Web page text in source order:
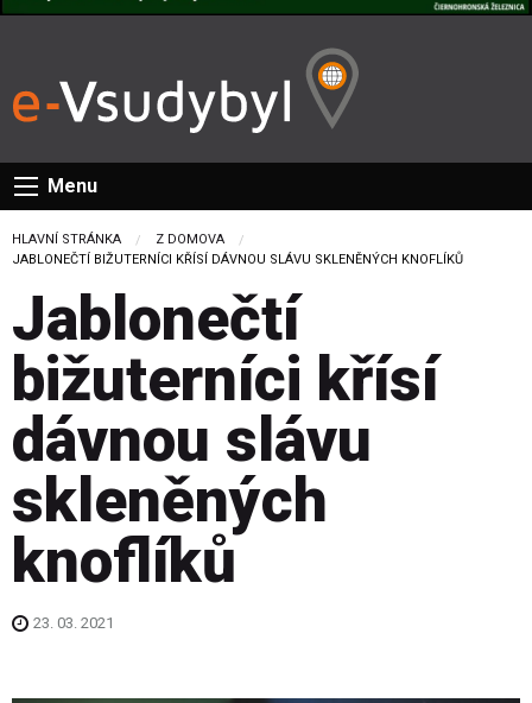
Menu
HLAVNÍ STRÁNKA
Z DOMOVA
CURRENT:
JABLONEČTÍ BIŽUTERNÍCI KŘÍSÍ DÁVNOU SLÁVU SKLENĚNÝCH KNOFLÍKŮ
Jablonečtí
bižuterníci křísí
dávnou slávu
skleněných
knoflíků
23. 03. 2021